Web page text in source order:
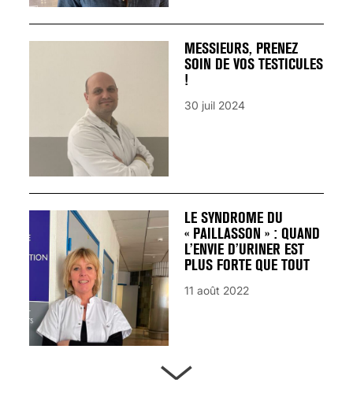
MESSIEURS, PRENEZ
SOIN DE VOS TESTICULES
!
30 juil 2024
LE SYNDROME DU
« PAILLASSON » : QUAND
L’ENVIE D’URINER EST
PLUS FORTE QUE TOUT
11 août 2022